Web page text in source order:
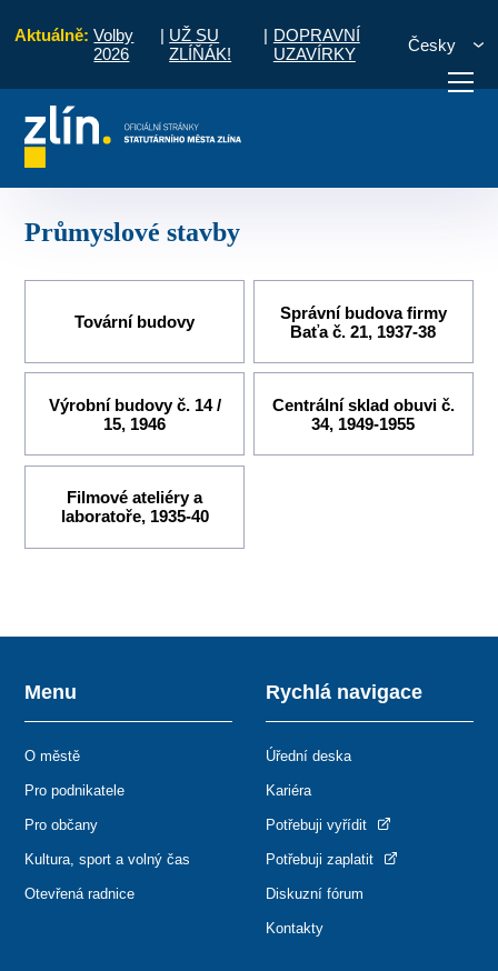
Aktuálně: Volby
2026
| UŽ SU
ZLÍŇÁK!
| DOPRAVNÍ
UZAVÍRKY
Česky
vyřídit Potřebuji zaplatit
Průmyslové stavby
Tovární budovy
Správní budova firmy
Baťa č. 21, 1937-38
Výrobní budovy č. 14 /
15, 1946
Centrální sklad obuvi č.
34, 1949-1955
Filmové ateliéry a
laboratoře, 1935-40
Menu
O městě
Pro podnikatele
Pro občany
Kultura, sport a volný čas
Otevřená radnice
Rychlá navigace
Úřední deska
Kariéra
Potřebuji vyřídit
Potřebuji zaplatit
Diskuzní fórum
Kontakty